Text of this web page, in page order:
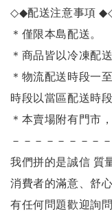
◇◆配送注意事項
＊僅限本島配送。
＊商品皆以冷凍配送
＊物流配送時段一
時段以當區配送時段
＊本賣場附有門市
－－－－－－－－
我們拼的是誠信 質
消費者的滿意、舒
有任何問題歡迎詢